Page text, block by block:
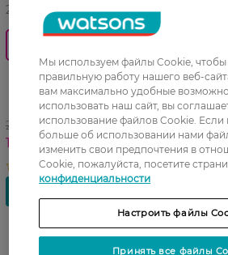
27 07 - 23 08
Шампунь для женщин
против перхоти Clear
Защита от выпадения волос
360 мл
249,99 ГРН
187,49 ГРН
252,99
Мы используем файлы Cookie, чтобы
правильную работу нашего веб-
вам максимально удобные
использовать наш сайт, вы
использование файлов Cookie. Если
больше об использовании нами
изменить свои предпочтения в
Cookie, пожалуйста, посетите
конфиденциальности
Настроить файлы
Принять все файлы